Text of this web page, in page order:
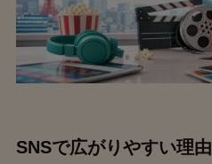
SNSで広がりやすい理由